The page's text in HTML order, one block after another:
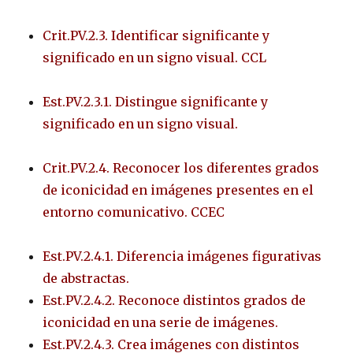
Crit.PV.2.3. Identificar significante y
significado en un signo visual. CCL
Est.PV.2.3.1. Distingue significante y
significado en un signo visual.
Crit.PV.2.4. Reconocer los diferentes grados
de iconicidad en imágenes presentes en el
entorno comunicativo. CCEC
Est.PV.2.4.1. Diferencia imágenes figurativas
de abstractas.
Est.PV.2.4.2. Reconoce distintos grados de
iconicidad en una serie de imágenes.
Est.PV.2.4.3. Crea imágenes con distintos